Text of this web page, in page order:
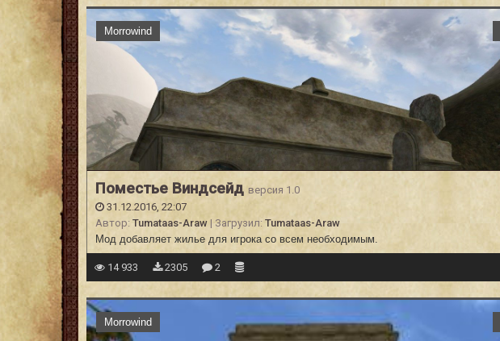
Morrowind
Поместье Виндсейд версия 1.0
31.12.2016, 22:07
Автор: Tumataas-Araw | Загрузил: Tumataas-Araw
Мод добавляет жилье для игрока со всем необходимым.
14 933 2305 2
Morrowind